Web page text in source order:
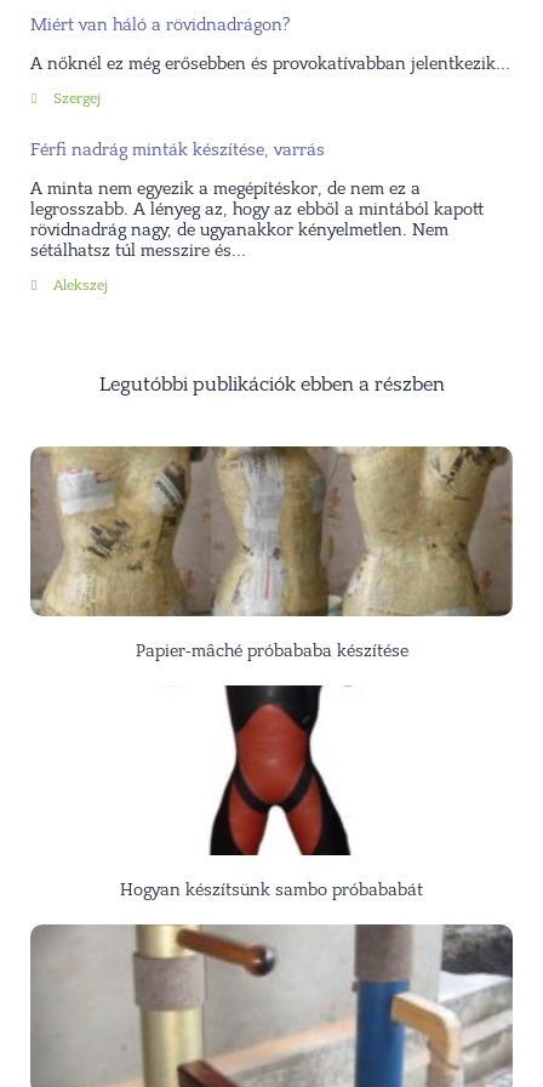
Miért van háló a rövidnadrágon?
A nőknél ez még erősebben és provokatívabban jelentkezik...
Szergej
Férfi nadrág minták készítése, varrás
A minta nem egyezik a megépítéskor, de nem ez a
legrosszabb. A lényeg az, hogy az ebből a mintából kapott
rövidnadrág nagy, de ugyanakkor kényelmetlen. Nem
sétálhatsz túl messzire és...
Alekszej
Legutóbbi publikációk ebben a részben
Papier-mâché próbababa készítése
Hogyan készítsünk sambo próbababát